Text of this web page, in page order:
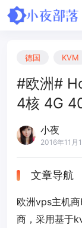
德国 KVM
#欧洲#
4核 4G
小夜
2016年11月
文章导航
欧洲vps主机
商，采用基于